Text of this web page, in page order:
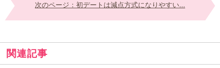
次のページ：初デートは減点方式になりやすい...
関連記事